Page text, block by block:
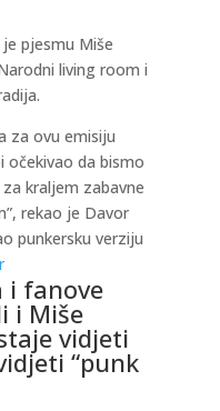
pjesmu Miše
living room i
za ovu emisiju
da bismo
kraljem zabavne
rekao je Davor
punkersku verziju
i fanove
i Miše
vidjeti
“punk